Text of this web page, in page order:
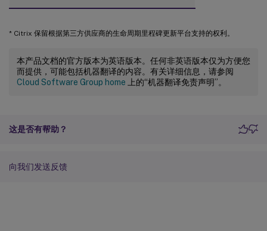
* Citrix 保留根据第三方供应商的生命周期里程碑更新平台支持的权利。
本产品文档的官方版本为英语版本。任何非英语版本仅为方便您
而提供，可能包括机器翻译的内容。有关详细信息，请参阅
Cloud Software Group home 上的“机器翻译免责声明”。
这是否有帮助？
向我们发送反馈